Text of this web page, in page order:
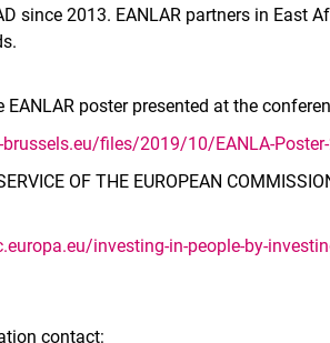
since 2013. EANLAR partners in East
EANLAR poster presented at the
files/2019/10/EANLA-
OF THE EUROPEAN
investing-in-people-by-
contact: